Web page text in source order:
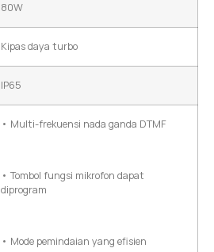
80W
Kipas daya turbo
IP65
• Multi-frekuensi nada ganda DTMF
• Tombol fungsi mikrofon dapat
diprogram
• Mode pemindaian yang efisien